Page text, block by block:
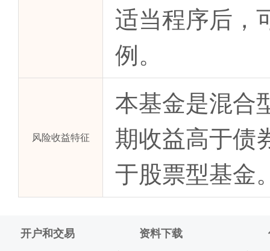
适当程序后，
例。
风险收益特征
本基金是混合
期收益高于债
于股票型基金
开户和交易 资料下载